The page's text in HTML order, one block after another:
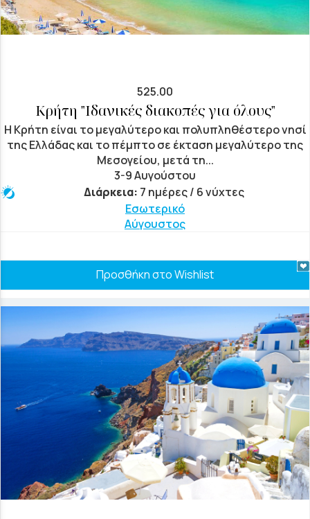
525.00
Κρήτη "Ιδανικές διακοπές για όλους"
Η Κρήτη είναι το μεγαλύτερο και πολυπληθέστερο νησί
της Ελλάδας και το πέμπτο σε έκταση μεγαλύτερο της
Μεσογείου, μετά τη...
3-9 Αυγούστου
Διάρκεια: 7 ημέρες / 6 νύχτες
Εσωτερικό
Αύγουστος
Προσθήκη στο Wishlist